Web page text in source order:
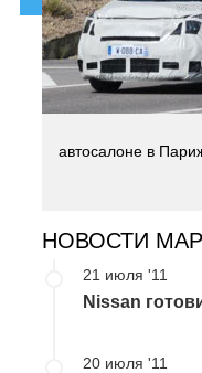
автосалоне в
НОВОСТИ
21 июля '11
Nissan
20 июля '11